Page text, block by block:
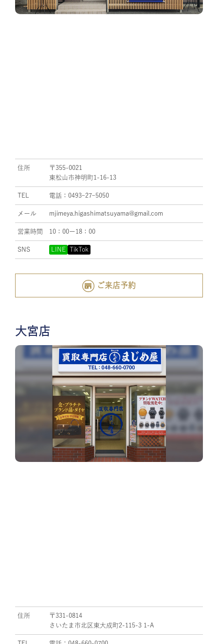
住所
〒355-0021
東松山市神明町1-16-13
TEL 電話：0493ｰ27ｰ5050
メール mjimeya.higashimatsuyama@gmail.com
営業時間 10：00ー18：00
SNS LINE TikTok
ご来店予約
大宮店
住所
〒331-0814
さいたま市北区東大成町2-115-3 1-A